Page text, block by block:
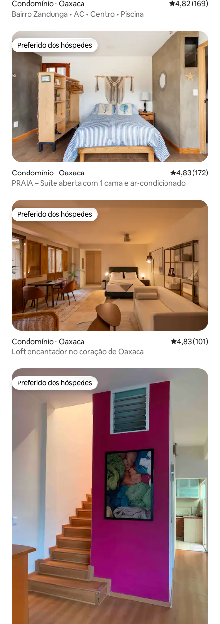
Condomínio ⋅ Oaxaca 4,82 de uma
4,82 (169)
Bairro Zandunga • AC • Centro • Piscina
Preferido dos hóspedes
Preferido dos hóspedes
Condomínio ⋅ Oaxaca 4,83 de uma
4,83 (172)
PRAIA – Suíte aberta com 1 cama e ar-condicionado
Preferido dos hóspedes
Preferido dos hóspedes
Condomínio ⋅ Oaxaca 4,83 de uma
4,83 (101)
Loft encantador no coração de Oaxaca
Preferido dos hóspedes
Preferido dos hóspedes